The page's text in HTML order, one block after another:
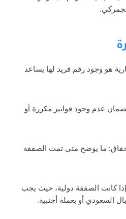
هو وجود رقم فريد لها يساعد
عدم وجود فواتير مكررة أو
ما يوضح متى تمت الصفقة
كانت الصفقة دولية، حيث يجب
السعودي أو بعملة أجنبية.